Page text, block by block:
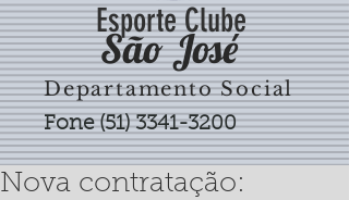
São José
Esporte Clube
Departamento Social
Fone(51) 3341-3200
Nova contratação: